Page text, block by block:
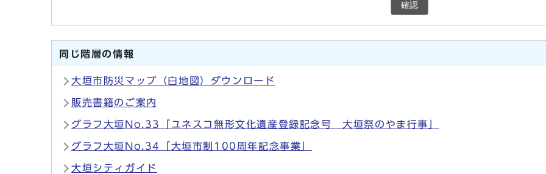
確認
同じ階層の情報
大垣市防災マップ（白地図）ダウンロード
販売書籍のご案内
グラフ大垣No.33「ユネスコ無形文化遺産登録記念号 大垣祭のやま行事」
グラフ大垣No.34「大垣市制100周年記念事業」
大垣シティガイド